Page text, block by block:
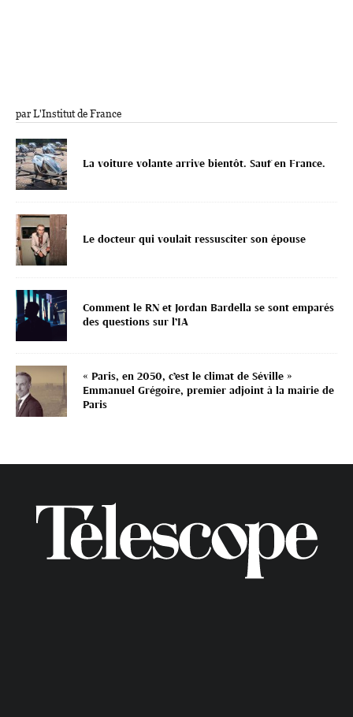
par L'Institut de France
La voiture volante arrive bientôt. Sauf en France.
Le docteur qui voulait ressusciter son épouse
Comment le RN et Jordan Bardella se sont emparés
des questions sur l’IA
« Paris, en 2050, c’est le climat de Séville »
Emmanuel Grégoire, premier adjoint à la mairie de
Paris